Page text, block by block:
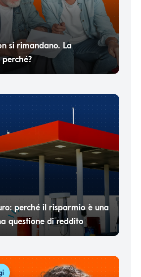
si rimandano. La
perché il risparmio è una
questione di reddito